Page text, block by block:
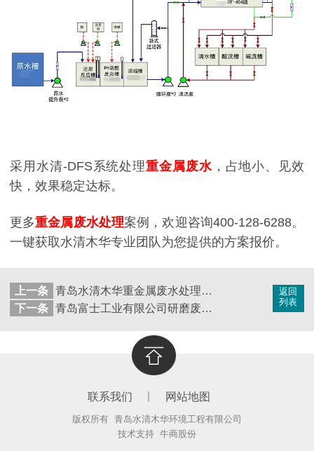
采用水清-DFS系统处理重金属废水，占地小、见效
快，效果稳定达标。
更多重金属废水处理案例，欢迎咨询400-128-6288。
一键获取水清木华专业团队为您提供的方案报价。
返回
列表
上一条
青岛水清木华重金属废水处理工程案例--安徽大富机电
下一条
青岛富士工业有限公司研磨废水处理工程改造工程
联系我们 网站地图
版权所有 青岛水清木华环境工程有限公司
技术支持 牛商股份